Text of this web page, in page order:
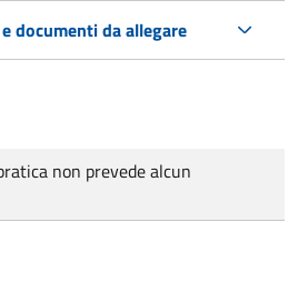
documenti da allegare
non prevede alcun